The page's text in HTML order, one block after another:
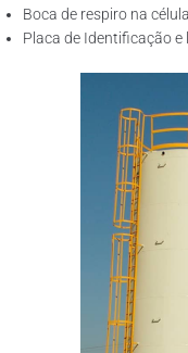
Boca de respiro na
Placa de Identificação